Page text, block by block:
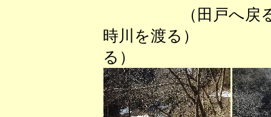
（田戸
時川を渡る）
る）